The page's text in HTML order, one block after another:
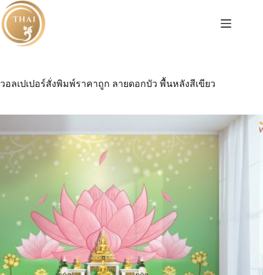
Skip
to
content
วอลเปเปอร์สั่งพิมพ์ราคาถูก ลายดอกบัว พื้นหลังสีเขียว